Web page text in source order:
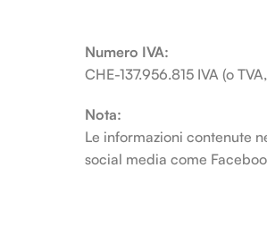
Numero IVA:
CHE-137.956.815 IVA (o
Nota:
Le informazioni contenute
social media come